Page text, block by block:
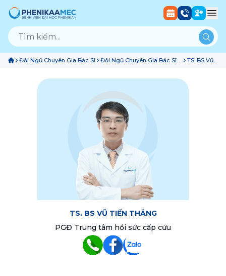
Đội Ngũ Chuyên Gia Bác Sĩ
Đội Ngũ Chuyên Gia Bác Sĩ
TS. BS Vũ
TS. BS VŨ TIẾN THĂNG
PGĐ Trung tâm hồi sức cấp cứu